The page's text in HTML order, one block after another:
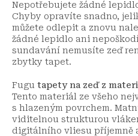
Nepotřebujete žádné
Chyby opravíte snadno,
můžete odlepit a znovu
žádné lepidlo ani
sundavání nemusíte zeď
zbytky tapet.
Fugu tapety na zeď z
Tento materiál ze všeho
s hlazeným povrchem.
viditelnou strukturou
digitálního vliesu příjemně